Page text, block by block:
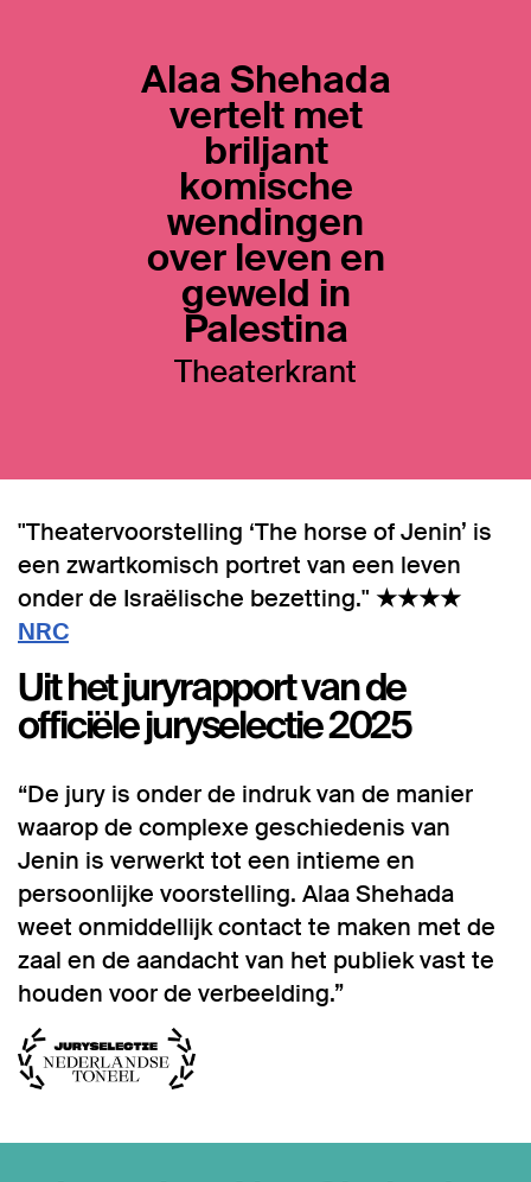
Alaa Shehada
vertelt met
briljant
komische
wendingen
over leven en
geweld in
Palestina
Theaterkrant
"Theatervoorstelling ‘The horse of Jenin’ is
een zwartkomisch portret van een leven
onder de Israëlische bezetting." ★★★★
NRC
Uit het juryrapport van de
officiële juryselectie 2025
“De jury is onder de indruk van de manier
waarop de complexe geschiedenis van
Jenin is verwerkt tot een intieme en
persoonlijke voorstelling. Alaa Shehada
weet onmiddellijk contact te maken met de
zaal en de aandacht van het publiek vast te
houden voor de verbeelding.”